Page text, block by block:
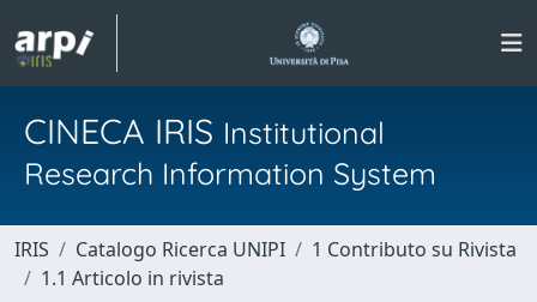
CINECA IRIS Institutional
Research Information System
IRIS Catalogo Ricerca UNIPI
1 Contributo su Rivista
1.1 Articolo in rivista